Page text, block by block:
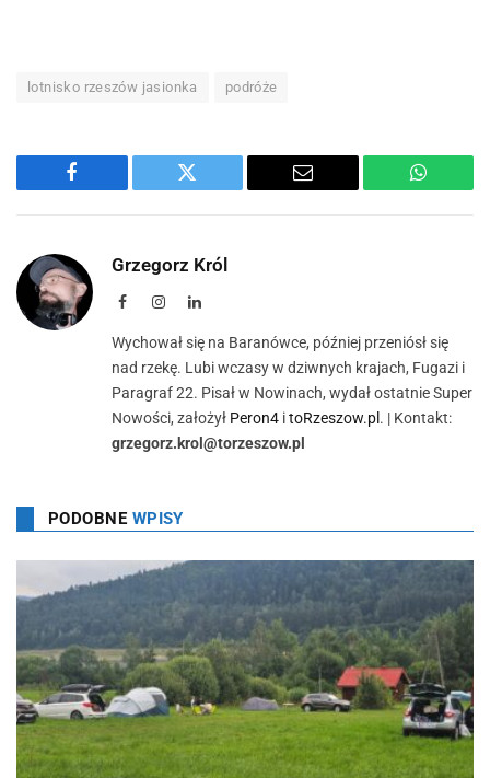
lotnisko rzeszów jasionka podróże
Facebook Twitter Email
Grzegorz Król
FacebookInstagramLinkedIn
Wychował się na Baranówce, później przeniósł się
nad rzekę. Lubi wczasy w dziwnych krajach, Fugazi i
Paragraf 22. Pisał w Nowinach, wydał ostatnie Super
Nowości, założył Peron4 itoRzeszow.pl . | Kontakt:
grzegorz.krol@torzeszow.pl
PODOBNE WPISY